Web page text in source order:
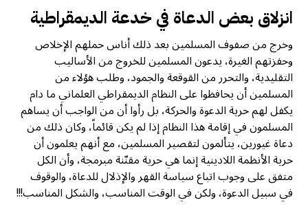
انزلاق بعض الدعاة في خدعة الديمقراطية
وخرج من صفوف المسلمين بعد ذلك أناس حملهم الإخلاص
وحفزتهم الغيرة، يدعون المسلمين للخروج من الأساليب
التقليدية، والتحرر من القوقعة والجمود، وطلب هؤلاء من
المسلمين أن يحافظوا على النظام الديمقراطي العلماني ما دام
يكفل لهم حرية الدعوة والحركة، بل رأوا أن من الواجب أن يساهم
المسلمون في إقامة هذا النظام إذا لم يكن قائماً، وكان ذلك من
دعاة غيورين، يتألمون لتقصير المسلمين، مع أنهم يعلمون أن
حرية الأنظمة اللادينية إنما هي حرية مقنّنة مبرمجة، وأن الكل
متفق على وجوب اتباع سياسة القهر والإذلال للدعاة، والوقوف
في سبيل الدعوة، ولكن في الوقت المناسب، والشكل المناسب!!!